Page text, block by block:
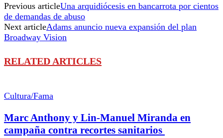
Previous articleUna arquidiócesis en bancarrota por cientos
de demandas de abuso
Next articleAdams anuncio nueva expansión del plan
Broadway Vision
RELATED ARTICLES
Cultura/Fama
Marc Anthony y Lin-Manuel Miranda en
campaña contra recortes sanitarios